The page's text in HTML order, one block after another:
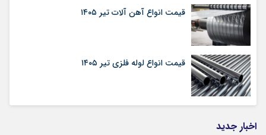
قیمت انواع آهن آلات تیر ۱۴۰۵
قیمت انواع لوله فلزی تیر ۱۴۰۵
اخبار جدید